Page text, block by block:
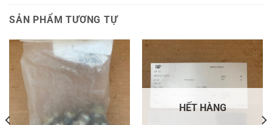
SẢN PHẨM TƯƠNG TỰ
HẾT HÀNG